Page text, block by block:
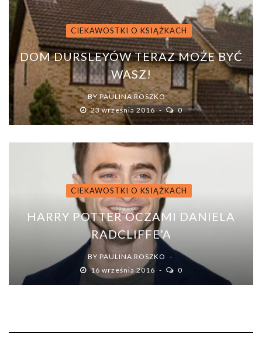
CIEKAWOSTKI O KSIĄŻKACH
DOM DURSLEYÓW TERAZ MOŻE BYĆ
WASZ!
BYPAULINA ROSZKO
23 września 2016
0
CIEKAWOSTKI O KSIĄŻKACH
HARRY POTTER OCZAMI DANIELA
RADCLIFFE’A
BY PAULINA ROSZKO
16 września 2016
0